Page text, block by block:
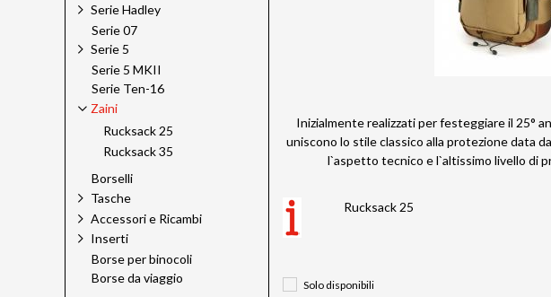
Inizialmente realizzati per festeggiare il 25°
uniscono lo stile classico alla protezione data
l`aspetto tecnico e l`altissimo livello di
Rucksack 25
Solo disponibili
Serie Hadley
Serie 07
Serie 5
Serie 5 MKII
Serie Ten-16
Zaini
Rucksack 25
Rucksack 35
Borselli
Tasche
Accessori e Ricambi
Inserti
Borse per binocoli
Borse da viaggio